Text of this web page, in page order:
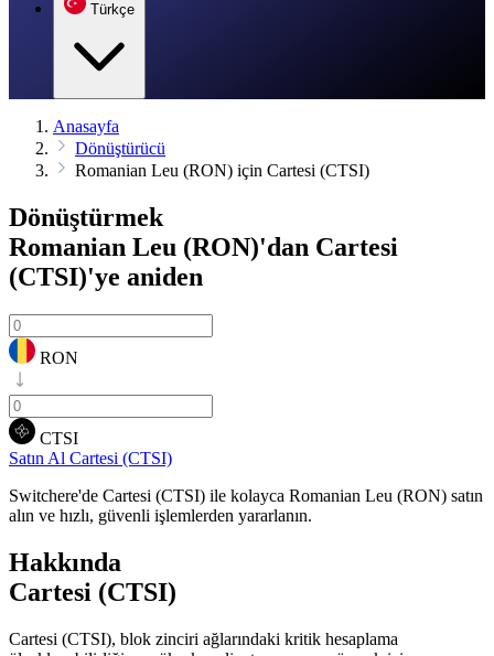
Türkçe
Anasayfa
Dönüştürücü
Romanian Leu (RON) için Cartesi (CTSI)
Dönüştürmek
Romanian Leu (RON)'dan Cartesi
(CTSI)'ye aniden
RON
CTSI
Satın Al Cartesi (CTSI)
Switchere'de Cartesi (CTSI) ile kolayca Romanian Leu (RON) satın
alın ve hızlı, güvenli işlemlerden yararlanın.
Hakkında
Cartesi (CTSI)
Cartesi (CTSI), blok zinciri ağlarındaki kritik hesaplama